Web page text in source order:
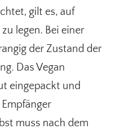
gilt es, auf
legen. Bei einer
der Zustand der
Das Vegan
eingepackt und
muss nach dem